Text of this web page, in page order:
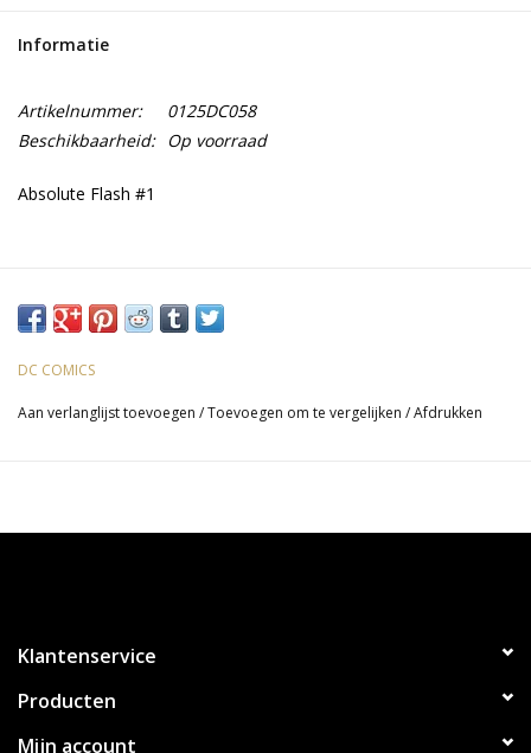
Informatie
Artikelnummer:
0125DC058
Beschikbaarheid: Op voorraad
Absolute Flash #1
DC COMICS
Aan verlanglijst toevoegen /Toevoegen om te vergelijken /Afdrukken
Klantenservice
Producten
Mijn account